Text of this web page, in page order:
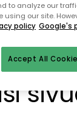
to analyze our
our site.
policy Google's
Accept All